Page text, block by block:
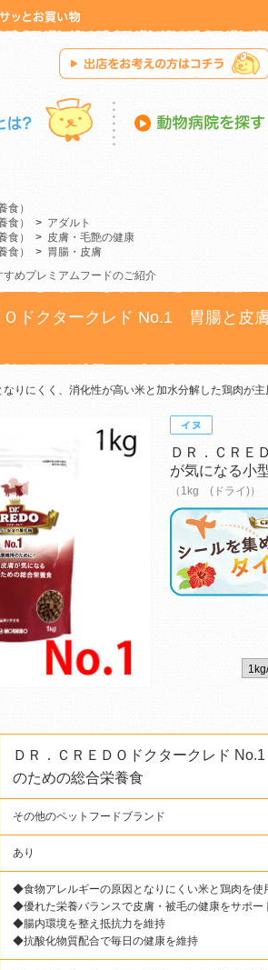
食）
食） > アダルト
食） > 皮膚・毛艶の健康
食） > 胃腸・皮膚
すめプレミアムフードのご紹介
Ｏドクタークレド No.1 胃腸と皮
りにくく、消化性が高い米と加水分解した鶏肉が主
ＤＲ．ＣＲＥ
が気になる小
（1kg (ドライ)）
ＤＲ．ＣＲＥＤＯドクタークレド
のための総合栄養食
その他のペットフードブランド
あり
◆食物アレルギーの原因となりにくい米と鶏肉を使
◆優れた栄養バランスで皮膚・被毛の健康をサポー
◆腸内環境を整え抵抗力を維持
◆抗酸化物質配合で毎日の健康を維持